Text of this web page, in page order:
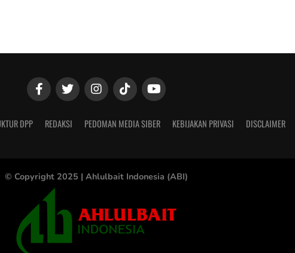
DPP REDAKSI PEDOMAN MEDIA SIBER KEBIJAKAN PRIVASI DISCLAIMER
© Copyright 2025 | Ahlulbait Indonesia (ABI)